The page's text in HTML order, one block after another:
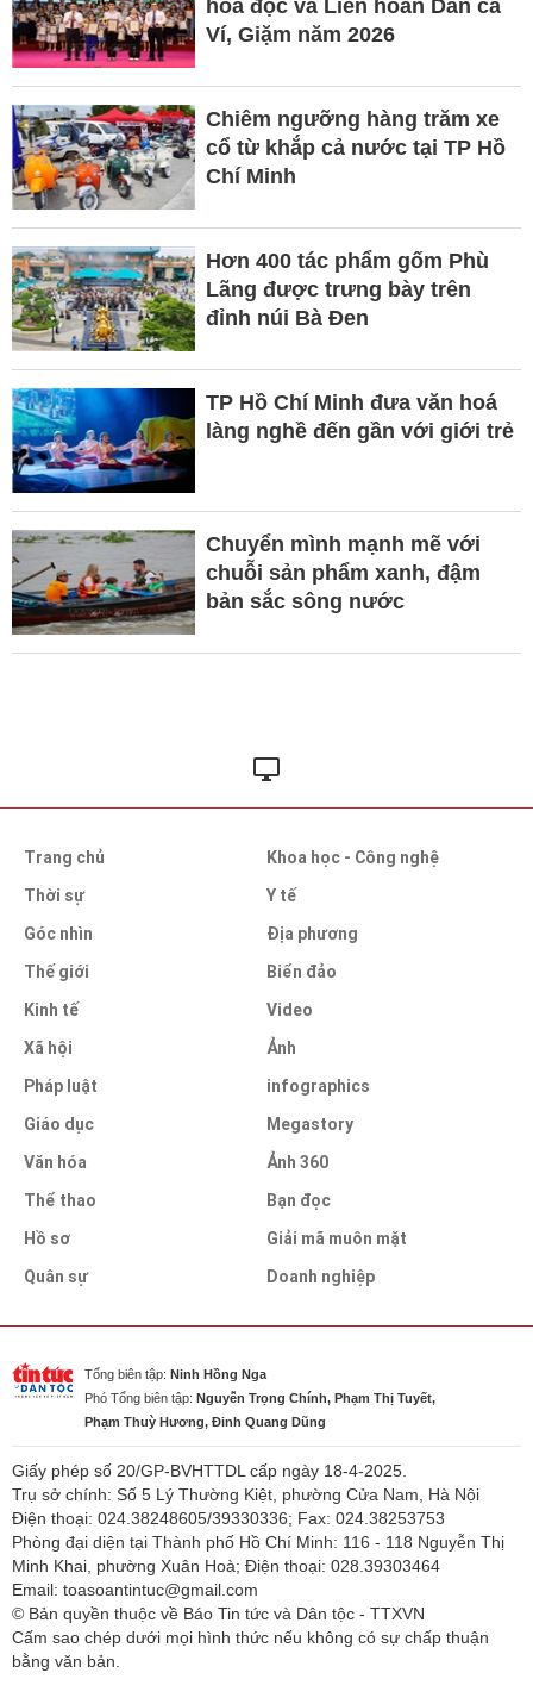
hóa đọc và Liên hoan Dân ca
Ví, Giặm năm 2026
Chiêm ngưỡng hàng trăm xe
cổ từ khắp cả nước tại TP Hồ
Chí Minh
Hơn 400 tác phẩm gốm Phù
Lãng được trưng bày trên
đỉnh núi Bà Đen
TP Hồ Chí Minh đưa văn hoá
làng nghề đến gần với giới trẻ
Chuyển mình mạnh mẽ với
chuỗi sản phẩm xanh, đậm
bản sắc sông nước
Trang chủ
Thời sự
Góc nhìn
Thế giới
Kinh tế
Xã hội
Pháp luật
Giáo dục
Văn hóa
Thể thao
Hồ sơ
Quân sự
Khoa học - Công nghệ
Y tế
Địa phương
Biển đảo
Video
Ảnh
infographics
Megastory
Ảnh 360
Bạn đọc
Giải mã muôn mặt
Doanh nghiệp
Tổng biên tập: Ninh Hồng Nga
Phó Tổng biên tập: Nguyễn Trọng Chính, Phạm Thị Tuyết,
Phạm Thuỳ Hương, Đinh Quang Dũng
Giấy phép số 20/GP-BVHTTDL cấp ngày 18-4-2025.
Trụ sở chính: Số 5 Lý Thường Kiệt, phường Cửa Nam, Hà Nội
Điện thoại: 024.38248605/39330336; Fax: 024.38253753
Phòng đại diện tại Thành phố Hồ Chí Minh: 116 - 118 Nguyễn Thị
Minh Khai, phường Xuân Hoà; Điện thoại: 028.39303464
Email: toasoantintuc@gmail.com
© Bản quyền thuộc về Báo Tin tức và Dân tộc - TTXVN
Cấm sao chép dưới mọi hình thức nếu không có sự chấp thuận
bằng văn bản.